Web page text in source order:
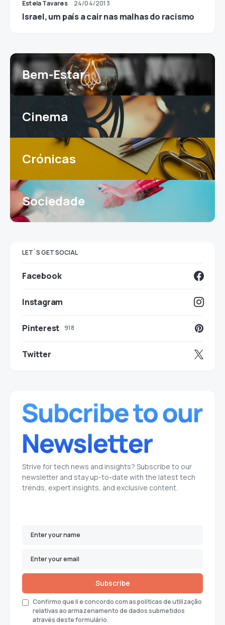
Estela Tavares 24/04/2013
Israel, um país a cair nas malhas do racismo
Bem-Estar
Cinema
Crónicas
Sociedade
LET`S GET SOCIAL
Facebook
Instagram
Pinterest 918
Twitter
Strive for tech news and insights? Subscribe to our
newsletter and stay up-to-date with the latest tech
trends, expert insights, and exclusive content.
Subscribe
Confirmo que li e concordo com as políticas de utilização
relativas ao armazenamento de dados submetidos
através deste formulário.